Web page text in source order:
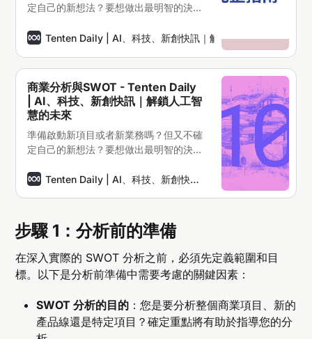
定自己的新想法？要想做出最明智的決
個優勢，抓住每一次機遇，避免一切潛在
法!
Tenten Daily | AI、科技、新創快訊｜解鎖人工智慧的未來
商業分析與SWOT - Tenten Daily
| AI、科技、新創快訊｜解鎖人工智
慧的未來
準備啟動新項目或者新業務嗎？但又不確
定自己的新想法？要想做出最明智的決
個優勢，抓住每一次機遇，避免一切潛在
法!
Tenten Daily | AI、科技、新創快訊｜解鎖人工智慧的未來
步驟 1：分析前的準備
在深入實際的 SWOT 分析之前，必須先定義範圍和目
標。以下是分析前準備中需要考慮的關鍵因素：
SWOT 分析的目的 ：您是要分析整個商業項目、新的
產品線還是特定項目？確定重點將有助於指導您的分